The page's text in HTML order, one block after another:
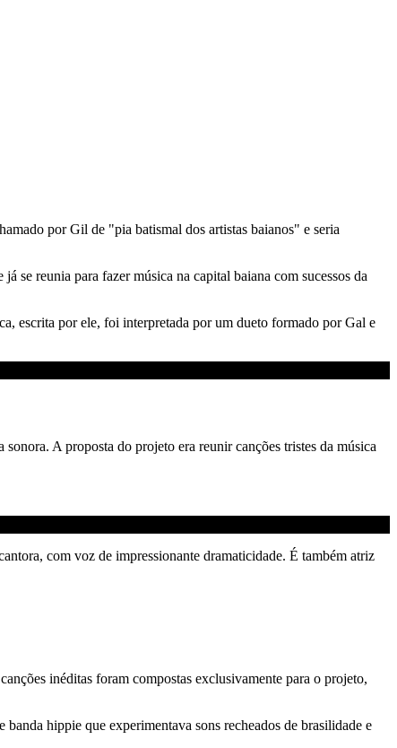
por Gil de "pia batismal dos artistas baianos" e seria
se reunia para fazer música na capital baiana com sucessos da
escrita por ele, foi interpretada por um dueto formado por Gal e
A proposta do projeto era reunir canções tristes da música
com voz de impressionante dramaticidade. É também atriz
inéditas foram compostas exclusivamente para o projeto,
hippie que experimentava sons recheados de brasilidade e